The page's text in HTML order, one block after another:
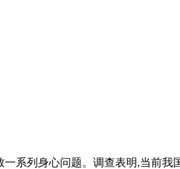
系列身心问题。调查表明,当前